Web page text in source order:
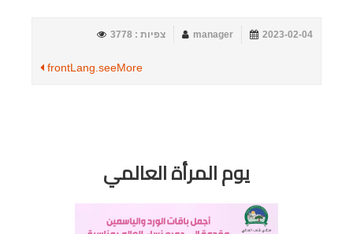
2023-02-04
manager צפיות : 3778
frontLang.seeMore
يوم المرأة العالمي